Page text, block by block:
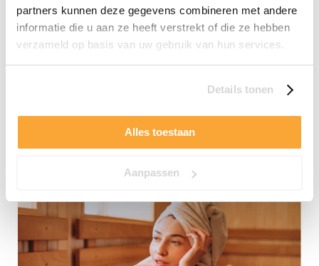
partners kunnen deze gegevens combineren met andere
informatie die u aan ze heeft verstrekt of die ze hebben
verzameld op basis van uw gebruik van hun services.
Details tonen
Alles toestaan
Aanpassen
verwijderen van toxische stoffen. Door regelmatig te
zweten, voldoende te drinken en rust te nemen in een
warme cabine, helpt u uw lever, nieren, huid en
energie, verbeterde weerstand en een helderder gevoel in
stress of een opstapeling van afvalstoffen, een goed
uitgevoerde infrarood detox kan wonderen doen voor uw
energie gezondheid en weerstand.